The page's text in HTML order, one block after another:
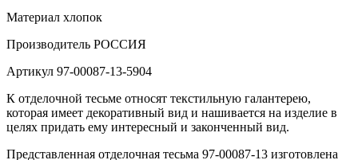
Материал хлопок
Производитель РОССИЯ
Артикул 97-00087-13-5904
К отделочной тесьме относят текстильную галантерею,
которая имеет декоративный вид и нашивается на изделие в
целях придать ему интересный и законченный вид.
Представленная отделочная тесьма 97-00087-13 изготовлена